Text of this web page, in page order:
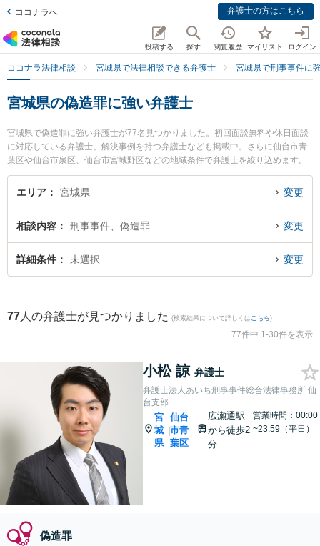
ココナラへ 弁護士の方はこちら
投稿する 探す 閲覧履歴 マイリスト ログイン
ココナラ法律相談 宮城県で法律相談できる弁護士 宮城県で刑事事件に
宮城県の偽造罪に強い弁護士
宮城県で偽造罪に強い弁護士が77名見つかりました。初回面談無料や休日面談
に対応している弁護士、解決事例を持つ弁護士なども掲載中。さらに仙台市青
葉区や仙台市泉区、仙台市宮城野区などの地域条件で弁護士を絞り込めます。
刑事事件に関係する加害者側や少年犯罪、再犯・前科あり等の細かな分野での
絞り込み検索もでき便利です。特に弁護士法人あいち刑事事件総合法律事務所
目されています。『宮城県で土日や夜間に発生した偽造罪のトラブルを今すぐ
に弁護士に相談したい』『偽造罪のトラブル解決の実績豊富な近くの弁護士を
検索したい』『初回相談無料で偽造罪を法律相談できる宮城県内の弁護士に相
エリア 宮城県 変更
相談内容 刑事事件、偽造罪 変更
詳細条件 未選択 変更
77 人の弁護士が見つかりました (検索結果について詳しくは こちら)
77件中 1-30件を表示
小松 諒 弁護士
弁護士法人あいち刑事事件総合法律事務所 仙
台支部
宮
城
県
|
仙台
市青
葉区
広瀬通駅
から徒歩2
分
営業時間：00:00
~23:59（平日）
偽造罪